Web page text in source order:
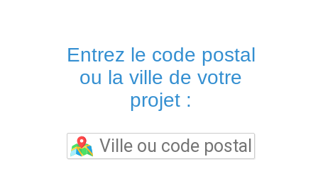
Entrez le code postal
ou la ville de votre
projet :